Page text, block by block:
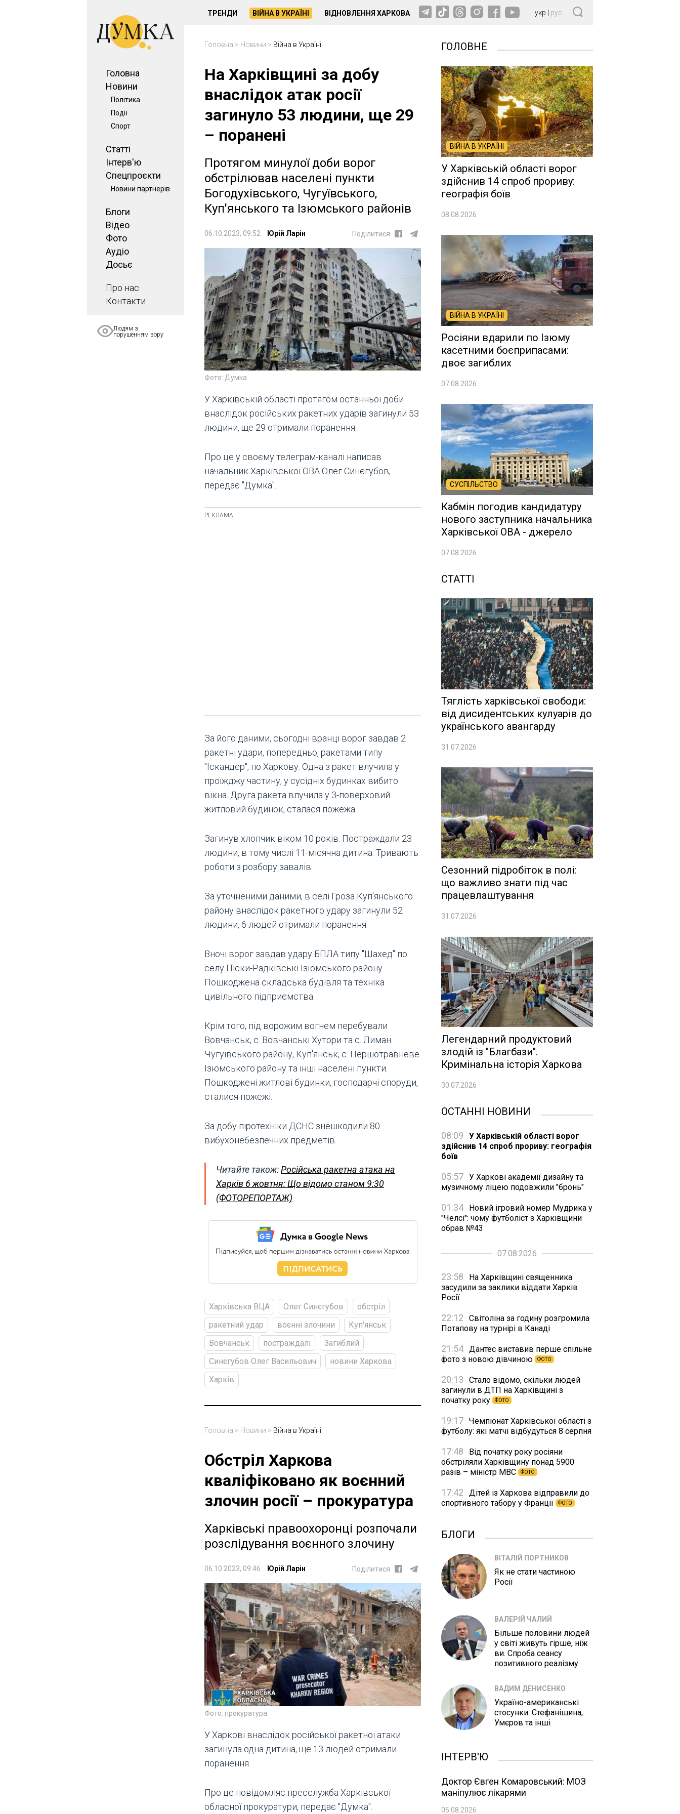
Головна
Новини
Політика
Події
Спорт
Статті
Інтерв'ю
Спецпроєкти
Новини партнерів
Блоги
Відео
Фото
Аудіо
Досьє
Про нас
Контакти
Людям з
порушенням зору
ТРЕНДИ ВІЙНА В УКРАЇНІ ВІДНОВЛЕННЯ ХАРКОВА укр рус
Головна > Новини > Війна в Україні
На Харківщині за добу
внаслідок атак росії
загинуло 53 людини, ще 29
– поранені
Протягом минулої доби ворог
обстрілював населені пункти
Богодухівського, Чугуївського,
Куп'янського та Ізюмського районів
06.10.2023, 09:52 Юрій Ларін Поділитися
Фото: Думка
У Харківській області протягом останньої доби
внаслідок російських ракетних ударів загинули 53
людини, ще 29 отримали поранення.
Про це у своєму телеграм-каналі написав
начальник Харківської ОВА Олег Синєгубов,
передає "Думка".
За його даними, сьогодні вранці ворог завдав 2
ракетні удари, попередньо, ракетами типу
"Іскандер", по Харкову. Одна з ракет влучила у
проїжджу частину, у сусідніх будинках вибито
вікна. Друга ракета влучила у 3-поверховий
житловий будинок, сталася пожежа.
Загинув хлопчик віком 10 років. Постраждали 23
людини, в тому числі 11-місячна дитина. Тривають
роботи з розбору завалів.
За уточненими даними, в селі Гроза Куп'янського
району внаслідок ракетного удару загинули 52
людини, 6 людей отримали поранення.
Вночі ворог завдав удару БПЛА типу "Шахед" по
селу Піски-Радківські Ізюмського району.
Пошкоджена складська будівля та техніка
цивільного підприємства.
Крім того, під ворожим вогнем перебували
Вовчанськ, с. Вовчанські Хутори та с. Лиман
Чугуївського району, Куп'янськ, с. Першотравневе
Ізюмського району та інші населені пункти.
Пошкоджені житлові будинки, господарчі споруди,
сталися пожежі.
За добу піротехніки ДСНС знешкодили 80
вибухонебезпечних предметів.
Читайте також:Російська ракетна атака на
Харків 6 жовтня: Що відомо станом 9:30
(ФОТОРЕПОРТАЖ)
Харківська ВЦА Олег Синєгубов
обстріл
ракетний удар
воєнні злочини
Куп'янськ
Вовчанськ
постраждалі
Загиблий
Синєгубов Олег Васильович
новини Харкова
Харків
Головна > Новини > Війна в Україні
Обстріл Харкова
кваліфіковано як воєнний
злочин росії – прокуратура
Харківські правоохоронці розпочали
розслідування воєнного злочину
06.10.2023, 09:46 Юрій Ларін Поділитися
Фото: прокуратура
У Харкові внаслідок російської ракетної атаки
загинула одна дитина, ще 13 людей отримали
поранення.
Про це повідомляє пресслужба Харківської
обласної прокуратури, передає "Думка".
ГОЛОВНЕ
ВІЙНА В УКРАЇНІ
У Харківській області ворог
здійснив 14 спроб прориву:
географія боїв
08.08.2026
ВІЙНА В УКРАЇНІ
Росіяни вдарили по Ізюму
касетними боєприпасами:
двоє загиблих
07.08.2026
СУСПІЛЬСТВО
Кабмін погодив кандидатуру
нового заступника начальника
Харківської ОВА - джерело
07.08.2026
СТАТТІ
Тяглість харківської свободи:
від дисидентських кулуарів до
українського авангарду
31.07.2026
Сезонний підробіток в полі:
що важливо знати під час
працевлаштування
31.07.2026
Легендарний продуктовий
злодій із "Благбази".
Кримінальна історія Харкова
30.07.2026
ОСТАННІ НОВИНИ
08:09
У Харківській області ворог
здійснив 14 спроб прориву: географія
боїв
05:57 У Харкові академії дизайну та
музичному ліцею подовжили "бронь"
01:34
Новий ігровий номер Мудрика у
"Челсі": чому футболіст з Харківщини
обрав №43
07.08.2026
23:58
На Харківщині священника
засудили за заклики віддати Харків
Росії
22:12
Світоліна за годину розгромила
Потапову на турнірі в Канаді
21:54 Дантес виставив перше спільне
фото з новою дівчиною
ФОТО
20:13
Стало відомо, скільки людей
загинули в ДТП на Харківщині з
початку року
ФОТО
19:17 Чемпіонат Харківської області з
футболу: які матчі відбудуться 8 серпня
17:48
Від початку року росіяни
обстріляли Харківщину понад 5900
разів – міністр МВС
ФОТО
17:42
Дітей із Харкова відправили до
спортивного табору у Франції
ФОТО
БЛОГИ
ВІТАЛІЙ ПОРТНИКОВ
Як не стати частиною
Росії
ВАЛЕРІЙ ЧАЛИЙ
Більше половини людей
у світі живуть гірше, ніж
ви. Спроба сеансу
позитивного реалізму
ВАДИМ ДЕНИСЕНКО
Україно-американські
стосунки. Стефанішина,
Умєров та інші
ІНТЕРВ'Ю
Доктор Євген Комаровський: МОЗ
маніпулює лікарями
05.08.2026